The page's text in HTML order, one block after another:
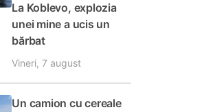
La Koblevo, explozia
unei mine a ucis un
bărbat
Vineri, 7 august
Un camion cu cereale